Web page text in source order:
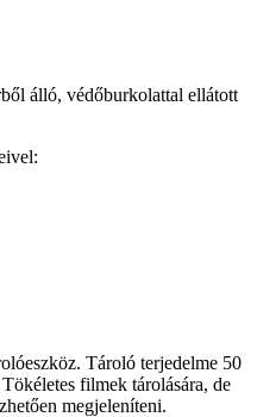
álló, védőburkolattal ellátott
Tároló terjedelme 50
filmek tárolására, de
megjeleníteni.